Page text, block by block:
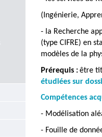
(Ingénierie,
- la Recherche
(type CIFRE) en
modèles de la
Prérequis :être
étudiées sur
Compétences
- Modélisation
- Fouille de